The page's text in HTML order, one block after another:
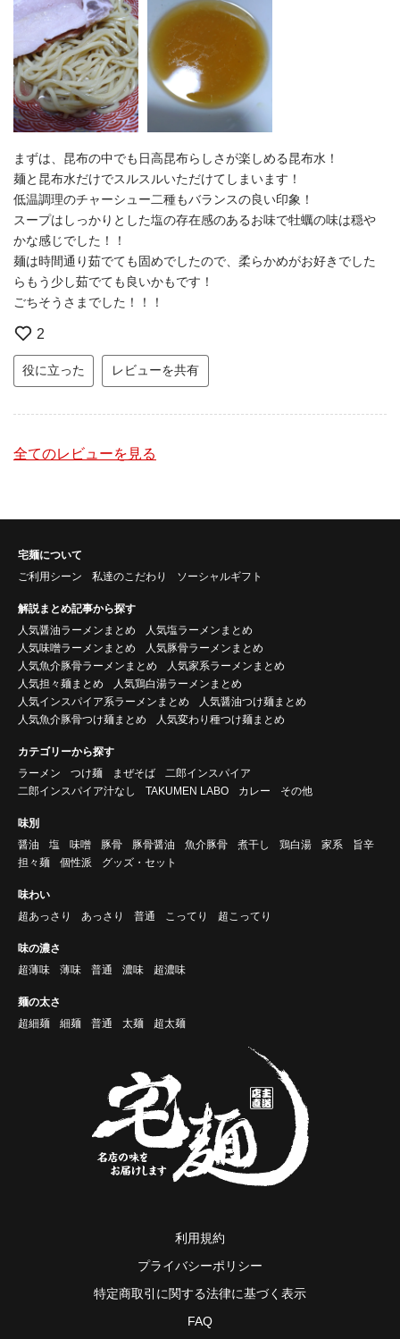
まずは、昆布の中でも日高昆布らしさが楽しめる昆布水！
麺と昆布水だけでスルスルいただけてしまいます！
低温調理のチャーシュー二種もバランスの良い印象！
スープはしっかりとした塩の存在感のあるお味で牡蠣の味は穏や
かな感じでした！！
麺は時間通り茹でても固めでしたので、柔らかめがお好きでした
らもう少し茹でても良いかもです！
ごちそうさまでした！！！
2
役に立った レビューを共有
全てのレビューを見る
宅麺について
ご利用シーン
私達のこだわり ソーシャルギフト
解説まとめ記事から探す
人気醤油ラーメンまとめ
人気塩ラーメンまとめ
人気味噌ラーメンまとめ
人気豚骨ラーメンまとめ
人気魚介豚骨ラーメンまとめ
人気家系ラーメンまとめ
人気担々麺まとめ
人気鶏白湯ラーメンまとめ
人気インスパイア系ラーメンまとめ
人気醤油つけ麺まとめ
人気魚介豚骨つけ麺まとめ
人気変わり種つけ麺まとめ
カテゴリーから探す
ラーメン
つけ麺 まぜそば
二郎インスパイア
二郎インスパイア汁なし
TAKUMEN LABO カレー その他
味別
醤油
塩 味噌 豚骨 豚骨醤油 魚介豚骨 煮干し 鶏白湯 家系
旨辛
担々麺
個性派 グッズ・セット
味わい
超あっさり
あっさり 普通 こってり 超こってり
味の濃さ
超薄味
薄味 普通 濃味 超濃味
麺の太さ
超細麺
細麺 普通 太麺 超太麺
利用規約
プライバシーポリシー
特定商取引に関する法律に基づく表示
FAQ